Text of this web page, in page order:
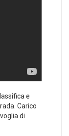
e
Carico
di